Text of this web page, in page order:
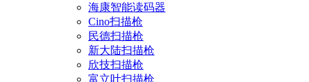
海康智能读码器
Cino扫描枪
民德扫描枪
新大陆扫描枪
欣技扫描枪
富立叶扫描枪